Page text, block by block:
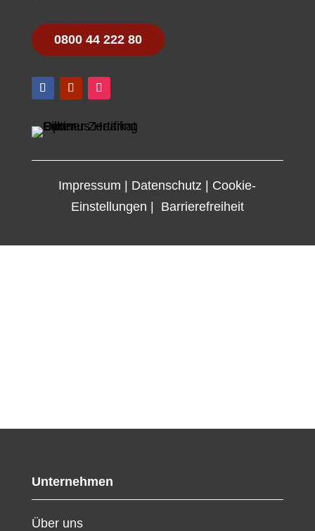
0800 44 222 80
Impressum | Datenschutz | Cookie-
Einstellungen | Barrierefreiheit
Unternehmen
Über uns